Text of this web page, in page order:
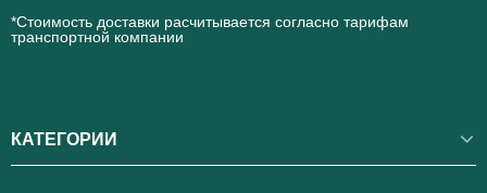
*Стоимость доставки расчитывается согласно тарифам
транспортной компании
КАТЕГОРИИ